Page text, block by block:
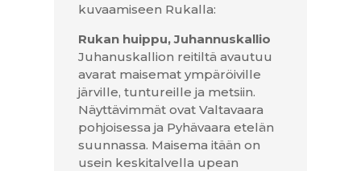
kuvaamiseen Rukalla:
Rukan huippu, Juhannuskallio
Juhanuskallion reitiltä avautuu
avarat maisemat ympäröiville
järville, tuntureille ja metsiin.
Näyttävimmät ovat Valtavaara
pohjoisessa ja Pyhävaara etelän
suunnassa. Maisema itään on
usein keskitalvella upean